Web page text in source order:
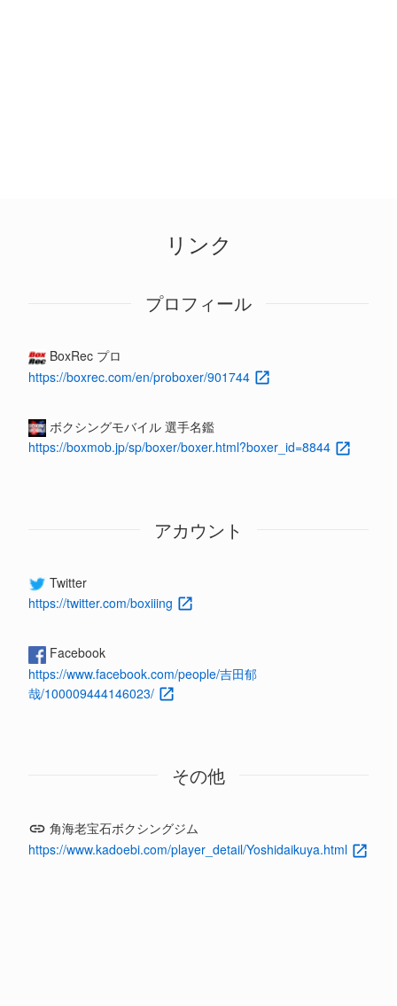
リンク
プロフィール
BoxRec プロ
https://boxrec.com/en/proboxer/901744
ボクシングモバイル 選手名鑑
https://boxmob.jp/sp/boxer/boxer.html?boxer_id=8844
アカウント
Twitter
https://twitter.com/boxiiing
Facebook
https://www.facebook.com/people/吉田郁
哉/100009444146023/
その他
角海老宝石ボクシングジム
https://www.kadoebi.com/player_detail/Yoshidaikuya.html